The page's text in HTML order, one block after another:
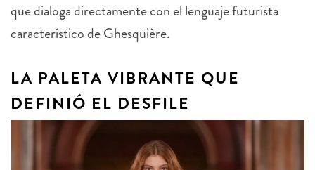
que dialoga directamente con el lenguaje futurista
característico de Ghesquière.
LA PALETA VIBRANTE QUE
DEFINIÓ EL DESFILE